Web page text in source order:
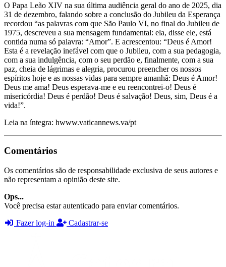
O Papa Leão XIV na sua última audiência geral do ano de 2025, dia
31 de dezembro, falando sobre a conclusão do Jubileu da Esperança
recordou “as palavras com que São Paulo VI, no final do Jubileu de
1975, descreveu a sua mensagem fundamental: ela, disse ele, está
contida numa só palavra: “Amor”. E acrescentou: “Deus é Amor!
Esta é a revelação inefável com que o Jubileu, com a sua pedagogia,
com a sua indulgência, com o seu perdão e, finalmente, com a sua
paz, cheia de lágrimas e alegria, procurou preencher os nossos
espíritos hoje e as nossas vidas para sempre amanhã: Deus é Amor!
Deus me ama! Deus esperava-me e eu reencontrei-o! Deus é
misericórdia! Deus é perdão! Deus é salvação! Deus, sim, Deus é a
vida!”.
Leia na íntegra: hwww.vaticannews.va/pt
Comentários
Os comentários são de responsabilidade exclusiva de seus autores e
não representam a opinião deste site.
Ops...
Você precisa estar autenticado para enviar comentários.
Fazer log-in
Cadastrar-se